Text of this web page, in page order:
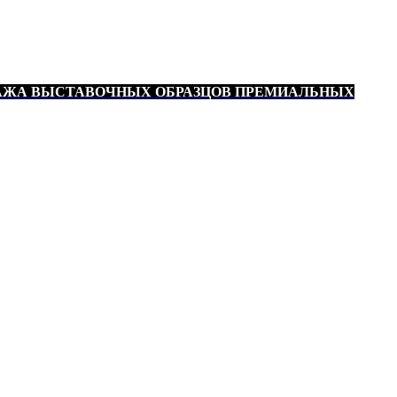
ВЫСТАВОЧНЫХ ОБРАЗЦОВ ПРЕМИАЛЬНЫХ